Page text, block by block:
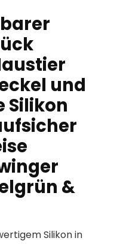
und
Silikon
&
Silikon in